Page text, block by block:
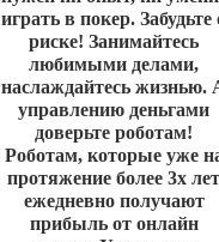
играть в покер. Забудьте
риске! Занимайтесь
любимыми делами,
наслаждайтесь жизнью.
управлению деньгами
доверьте роботам!
Роботам, которые уже
протяжение более 3х
ежедневно получают
прибыль от онлайн